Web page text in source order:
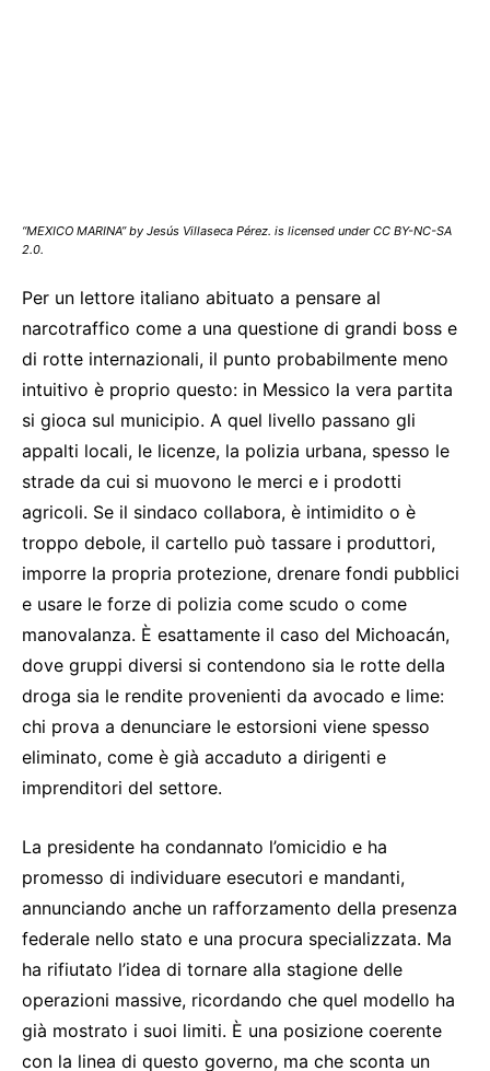
“MEXICO MARINA” by Jesús Villaseca Pérez. is licensed under CC BY-NC-SA
2.0.
Per un lettore italiano abituato a pensare al
narcotraffico come a una questione di grandi boss e
di rotte internazionali, il punto probabilmente meno
intuitivo è proprio questo: in Messico la vera partita
si gioca sul municipio. A quel livello passano gli
appalti locali, le licenze, la polizia urbana, spesso le
strade da cui si muovono le merci e i prodotti
agricoli. Se il sindaco collabora, è intimidito o è
troppo debole, il cartello può tassare i produttori,
imporre la propria protezione, drenare fondi pubblici
e usare le forze di polizia come scudo o come
manovalanza. È esattamente il caso del Michoacán,
dove gruppi diversi si contendono sia le rotte della
droga sia le rendite provenienti da avocado e lime:
chi prova a denunciare le estorsioni viene spesso
eliminato, come è già accaduto a dirigenti e
imprenditori del settore.
La presidente ha condannato l’omicidio e ha
promesso di individuare esecutori e mandanti,
annunciando anche un rafforzamento della presenza
federale nello stato e una procura specializzata. Ma
ha rifiutato l’idea di tornare alla stagione delle
operazioni massive, ricordando che quel modello ha
già mostrato i suoi limiti. È una posizione coerente
con la linea di questo governo, ma che sconta un